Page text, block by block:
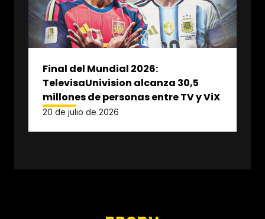
Final del Mundial 2026:
TelevisaUnivision alcanza 30,5
millones de personas entre TV y ViX
20 de julio de 2026